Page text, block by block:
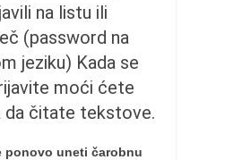
na listu ili
(password na
jeziku) Kada se
moći ćete
da čitate tekstove.
ponovo uneti čarobnu